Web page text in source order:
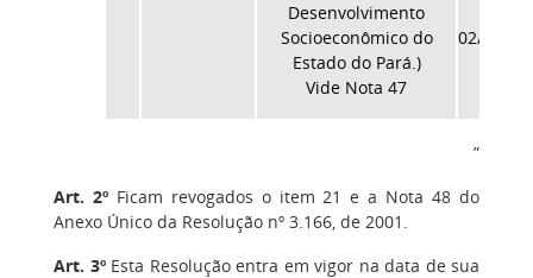
Desenvolvimento
Socioeconômico do
Estado do Pará.)
Vide Nota 47
02/03/25
”
Art. 2ºFicam revogados o item 21 e a Nota 48 do
Anexo Único da Resolução nº 3.166, de 2001.
Art. 3ºEsta Resolução entra em vigor na data de sua